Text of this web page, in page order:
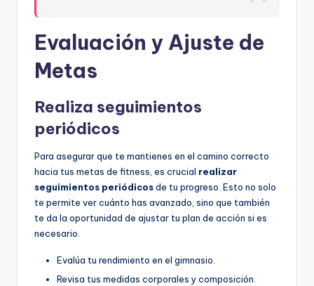
Evaluación y Ajuste de
Metas
Realiza seguimientos
periódicos
Para asegurar que te mantienes en el camino correcto
hacia tus metas de fitness, es crucial realizar
seguimientos periódicosde tu progreso. Esto no solo
te permite ver cuánto has avanzado, sino que también
te da la oportunidad de ajustar tu plan de acción si es
necesario.
Evalúa tu rendimiento en el gimnasio.
Revisa tus medidas corporales y composición.